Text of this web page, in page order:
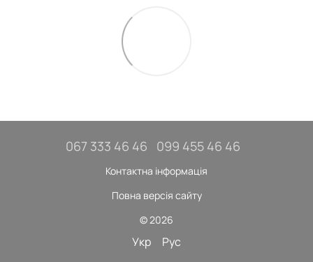
067 333 46 46 099 455 46 46
Контактна інформація
Повна версія сайту
© 2026
Укр Рус